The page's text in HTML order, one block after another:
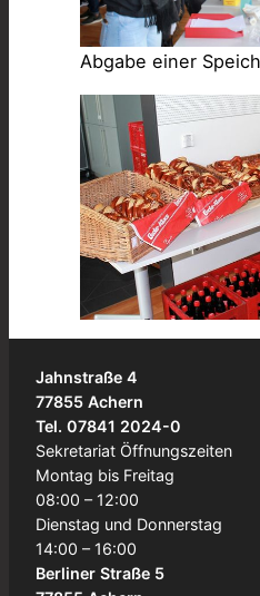
Abgabe einer
Jahnstraße 4
77855 Achern
Tel. 07841 2024-0
Sekretariat Öffnungszeiten
Montag bis Freitag
08:00 – 12:00
Dienstag und Donnerstag
14:00 – 16:00
Berliner Straße 5